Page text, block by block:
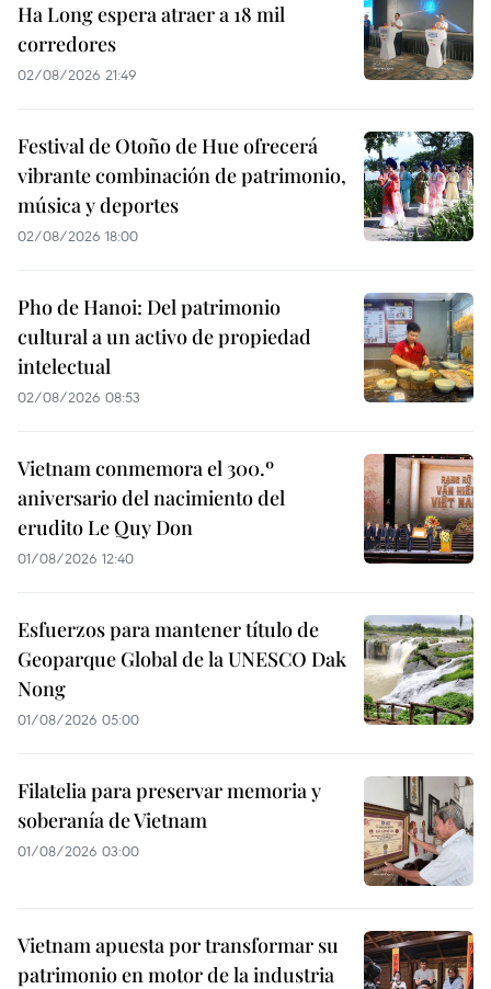
Ha Long espera atraer a 18 mil
corredores
02/08/2026 21:49
Festival de Otoño de Hue ofrecerá
vibrante combinación de patrimonio,
música y deportes
02/08/2026 18:00
Pho de Hanoi: Del patrimonio
cultural a un activo de propiedad
intelectual
02/08/2026 08:53
Vietnam conmemora el 300.º
aniversario del nacimiento del
erudito Le Quy Don
01/08/2026 12:40
Esfuerzos para mantener título de
Geoparque Global de la UNESCO Dak
Nong
01/08/2026 05:00
Filatelia para preservar memoria y
soberanía de Vietnam
01/08/2026 03:00
Vietnam apuesta por transformar su
patrimonio en motor de la industria